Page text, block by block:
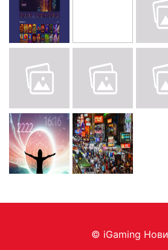
© iGaming